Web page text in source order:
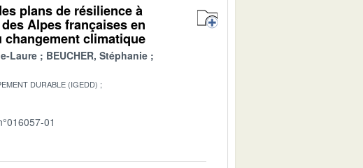
plans de résilience à
Alpes françaises en
changement climatique
Laure
BEUCHER, Stéphanie
DURABLE (IGEDD)
01